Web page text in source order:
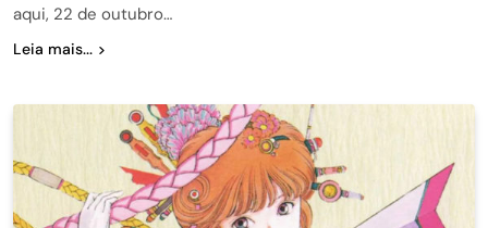
aqui, 22 de outubro…
Leia mais...